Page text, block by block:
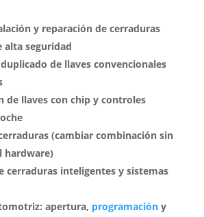
y reparación de cerraduras
alta seguridad
de llaves convencionales
de llaves con chip y controles
(cambiar combinación sin
hardware)
cerraduras inteligentes y sistemas
apertura, programación y